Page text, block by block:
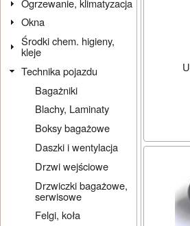
Okna
Środki chem. higieny,
kleje
Technika pojazdu
Bagażniki
Blachy, Laminaty
Boksy bagażowe
Daszki i wentylacja
Drzwi wejściowe
Drzwiczki bagażowe,
serwisowe
Felgi, koła